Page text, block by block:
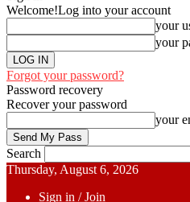
Welcome!Log into your account
your
your
Forgot your password?
Password recovery
Recover your password
your
Search
Thursday, August 6, 2026
Sign in / Join